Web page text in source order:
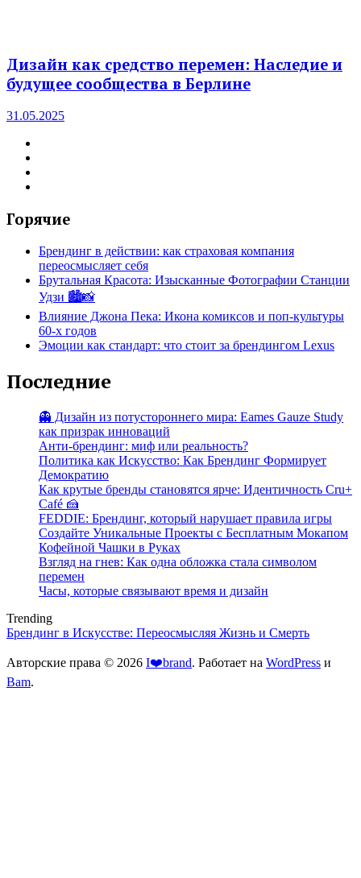
Дизайн как средство перемен: Наследие и
будущее сообщества в Берлине
31.05.2025
Горячие
Брендинг в действии: как страховая компания
переосмысляет себя
Брутальная Красота: Изысканные Фотографии Станции
Удзи 🏙️📸
Влияние Джона Пека: Икона комиксов и поп-культуры
60-х годов
Эмоции как стандарт: что стоит за брендингом Lexus
Последние
👻 Дизайн из потустороннего мира: Eames Gauze Study
как призрак инноваций
Анти-брендинг: миф или реальность?
Политика как Искусство: Как Брендинг Формирует
Демократию
Как крутые бренды становятся ярче: Идентичность Cru+
Café 🍰
FEDDIE: Брендинг, который нарушает правила игры
Создайте Уникальные Проекты с Бесплатным Мокапом
Кофейной Чашки в Руках
Взгляд на гнев: Как одна обложка стала символом
перемен
Часы, которые связывают время и дизайн
Trending
Брендинг в Искусстве: Переосмысляя Жизнь и Смерть
Авторские права © 2026 I❤️brand. Работает на WordPress и
Bam.